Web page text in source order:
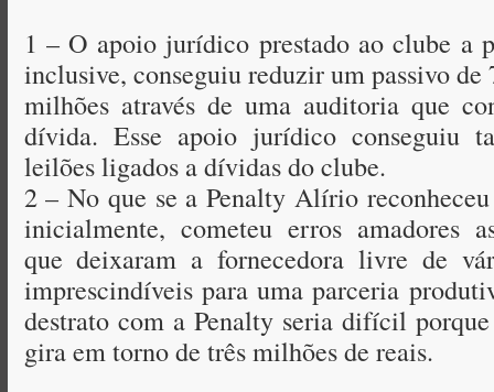
1 – O apoio jurídico prestado ao clube a
inclusive, conseguiu reduzir um passivo de
milhões através de uma auditoria que
dívida. Esse apoio jurídico conseguiu
leilões ligados a dívidas do clube.
2 – No que se a Penalty Alírio
inicialmente, cometeu erros amadores
que deixaram a fornecedora livre de
imprescindíveis para uma parceria
destrato com a Penalty seria difícil
gira em torno de três milhões de reais.